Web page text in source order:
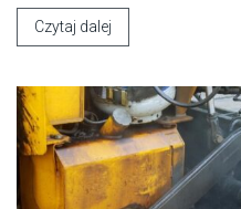
Czytaj dalej